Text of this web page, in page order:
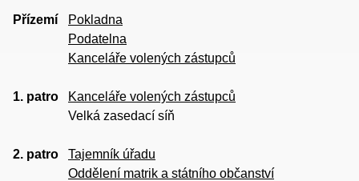
Přízemí
Pokladna
Podatelna
Kanceláře volených zástupců
1. patro
Kanceláře volených zástupců
Velká zasedací síň
2. patro
Tajemník úřadu
Oddělení matrik a státního občanství